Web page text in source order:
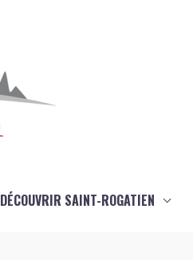
DÉCOUVRIR SAINT-ROGATIEN